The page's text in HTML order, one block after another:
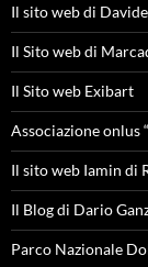
Il sito web di
Il Sito web di
Il Sito web Exibart
Associazione onlus
Il sito web Iamin di
Il Blog di Dario
Parco Nazionale